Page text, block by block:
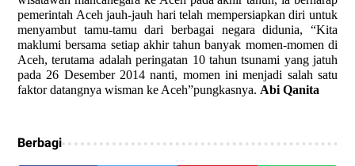
pemerintah Aceh jauh-jauh hari telah mempersiapkan diri untuk
menyambut tamu-tamu dari berbagai negara didunia, “Kita
maklumi bersama setiap akhir tahun banyak momen-momen di
Aceh, terutama adalah peringatan 10 tahun tsunami yang jatuh
pada 26 Desember 2014 nanti, momen ini menjadi salah satu
faktor datangnya wisman ke Aceh”pungkasnya. Abi Qanita
Berbagi